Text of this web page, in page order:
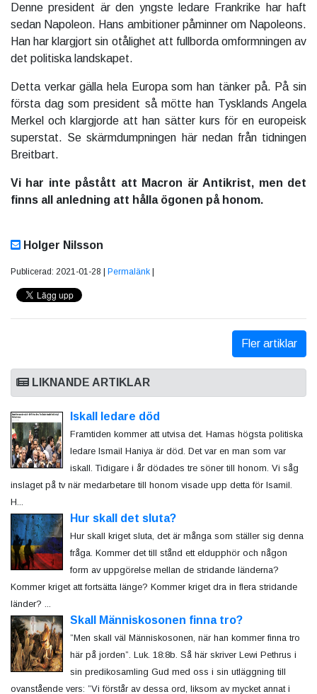
Denne president är den yngste ledare Frankrike har haft
sedan Napoleon. Hans ambitioner påminner om Napoleons.
Han har klargjort sin otålighet att fullborda omformningen av
det politiska landskapet.
Detta verkar gälla hela Europa som han tänker på. På sin
första dag som president så mötte han Tysklands Angela
Merkel och klargjorde att han sätter kurs för en europeisk
superstat. Se skärmdumpningen här nedan från tidningen
Breitbart.
Vi har inte påstått att Macron är Antikrist, men det
finns all anledning att hålla ögonen på honom.
Holger Nilsson
Publicerad: 2021-01-28 | Permalänk |
Fler artiklar
LIKNANDE ARTIKLAR
Iskall ledare död
Framtiden kommer att utvisa det. Hamas högsta politiska
ledare Ismail Haniya är död. Det var en man som var
iskall. Tidigare i år dödades tre söner till honom. Vi såg
inslaget på tv när medarbetare till honom visade upp detta för Isamil.
H...
Hur skall det sluta?
Hur skall kriget sluta, det är många som ställer sig denna
fråga. Kommer det till stånd ett eldupphör och någon
form av uppgörelse mellan de stridande länderna?
Kommer kriget att fortsätta länge? Kommer kriget dra in flera stridande
länder? ...
Skall Människosonen finna tro?
”Men skall väl Människosonen, när han kommer finna tro
här på jorden”. Luk. 18:8b. Så här skriver Lewi Pethrus i
sin predikosamling Gud med oss i sin utläggning till
ovanstående vers: ”Vi förstår av dessa ord, liksom av mycket annat i